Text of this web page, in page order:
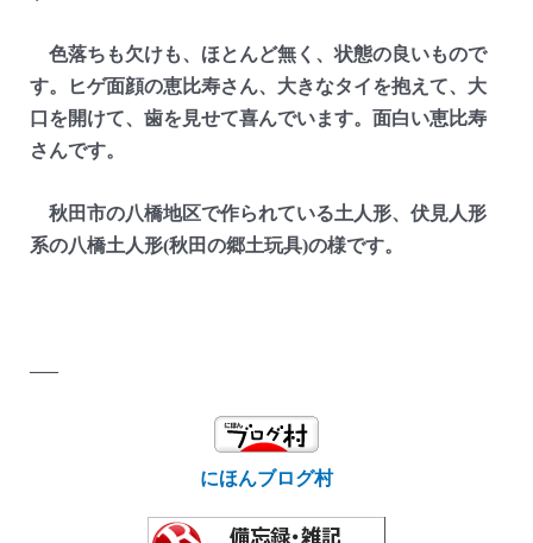
色落ちも欠けも、ほとんど無く、状態の良いもので
す。ヒゲ面顔の恵比寿さん、大きなタイを抱えて、大
口を開けて、歯を見せて喜んでいます。面白い恵比寿
さんです。
秋田市の八橋地区で作られている土人形、伏見人形
系の八橋土人形(秋田の郷土玩具)の様です。
—–
にほんブログ村